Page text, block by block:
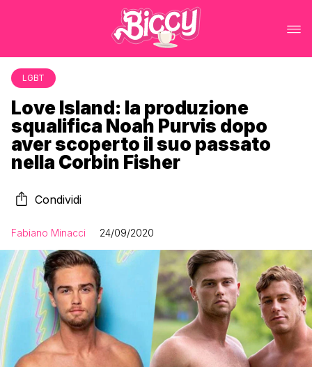
LGBT
Love Island: la produzione
squalifica Noah Purvis dopo
aver scoperto il suo passato
nella Corbin Fisher
Condividi
Fabiano Minacci 24/09/2020